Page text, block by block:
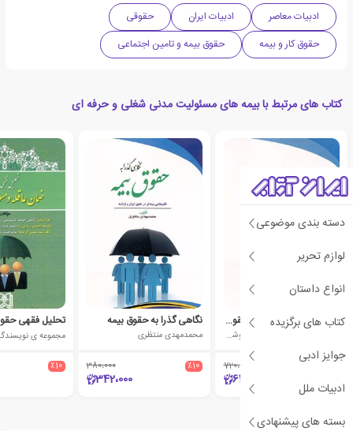
دسته بندی موضوعی
لوازم تحریر
انواع داستان
کتاب های برگزیده
جوایز ادبی
ادبیات ملل
بسته های پیشنهادی
ادبیات معاصر ادبیات ایران
حقوقی
حقوق کار و بیمه
حقوق بیمه و تامین اجتماعی
کتاب های مرتبط با بیمه های مسئولیت مدنی شغلی و حرفه ای
بیمه مسئولیت مدنی در حقوق ایران و انگلیس
سید محمدحسن ملائکه پور شوشتری
٪10 720،000
648،000
نگاهی گذرا به حقوق بیمه
محمدمهدی منتظری
٪10 380،000
342،000
مجموعه ی
٪10